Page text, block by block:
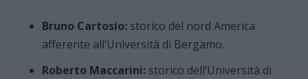
Bruno Cartosio:storico del nord America
afferente all’Università di Bergamo.
Roberto Maccarini:storico dell’Università di